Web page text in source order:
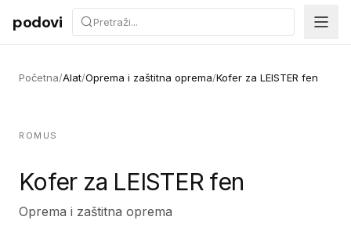
Preskoči na sadržaj
podovi
Početna/Alat/Oprema i zaštitna oprema/Kofer za LEISTER fen
ROMUS
Kofer za LEISTER fen
Oprema i zaštitna oprema